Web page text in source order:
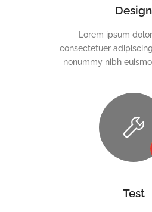
Design
Lorem ipsum
consectetuer
nonummy nibh
Test